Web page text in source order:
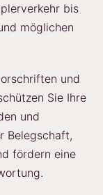
bis
möglichen
und
Sie Ihre
und
Belegschaft,
fördern eine